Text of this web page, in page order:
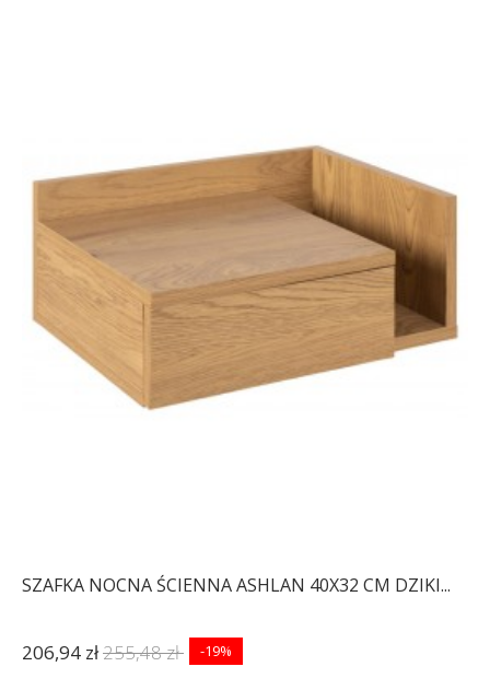
SZAFKA NOCNA ŚCIENNA ASHLAN 40X32 CM DZIKI...
206,94 zł255,48 zł -19%